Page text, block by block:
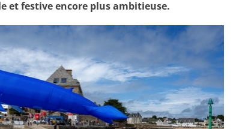
festive encore plus ambitieuse.